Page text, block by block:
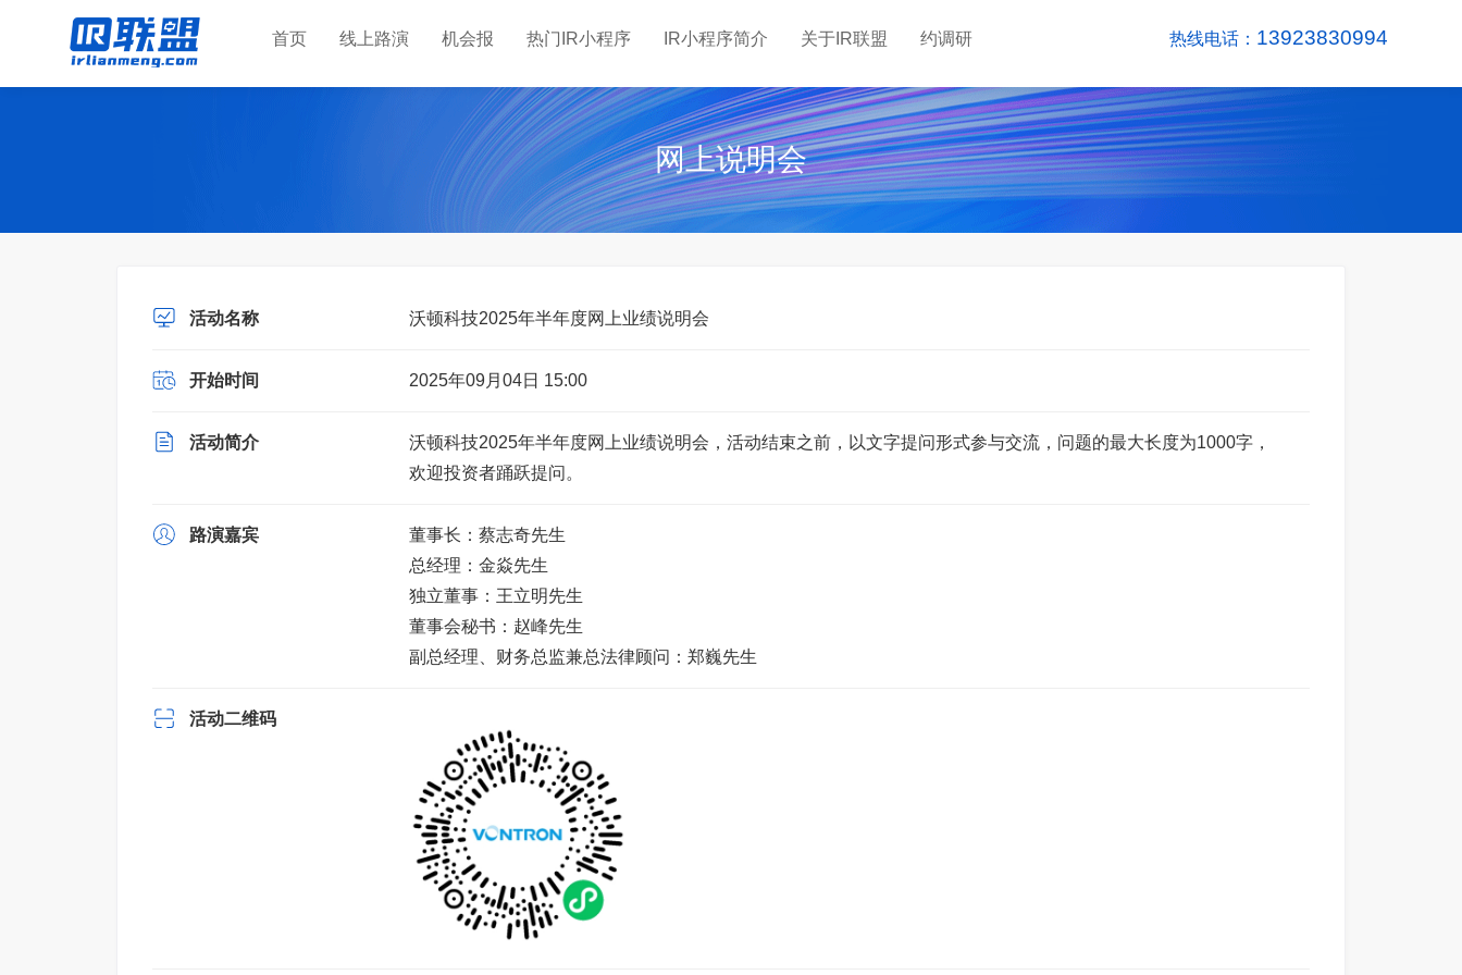
首页 线上路演 机会报 热门IR小程序 IR小程序简介 关于IR联盟 约调研 热线电话： 13923830994
网上说明会
活动名称 沃顿科技2025年半年度网上业绩说明会
开始时间 2025年09月04日 15:00
活动简介
沃顿科技2025年半年度网上业绩说明会，活动结束之前，以文字提问形式参与交流，问题的最大长度为1000字，
欢迎投资者踊跃提问。
路演嘉宾
董事长：蔡志奇先生
总经理：金焱先生
独立董事：王立明先生
董事会秘书：赵峰先生
副总经理、财务总监兼总法律顾问：郑巍先生
活动二维码